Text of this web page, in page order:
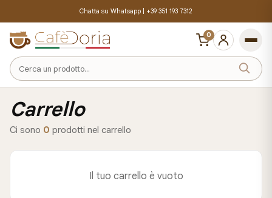
Chatta su Whatsapp | +39 351 193 7312
Cerca
un
prodotto
0
Carrello
Ci sono 0 prodotti nel carrello
Il tuo carrello è vuoto